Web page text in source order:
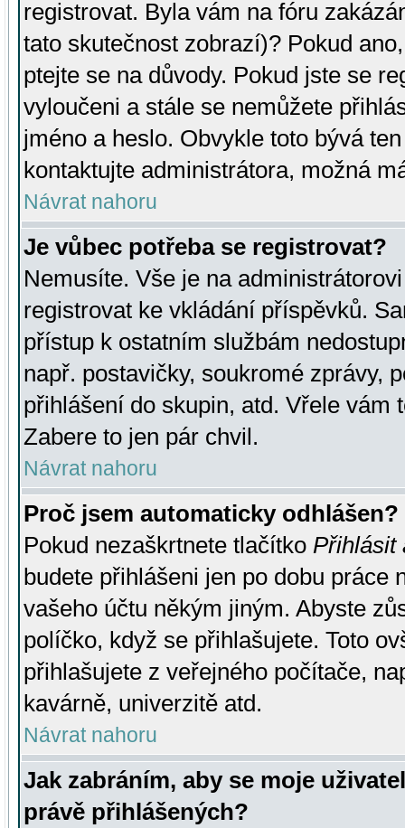
registrovat. Byla vám na fóru
tato skutečnost zobrazí)? Pokud
ptejte se na důvody. Pokud jste se
vyloučeni a stále se nemůžete
jméno a heslo. Obvykle toto bývá
kontaktujte administrátora, možná
Návrat nahoru
Je vůbec potřeba se registrovat?
Nemusíte. Vše je na
registrovat ke vkládání příspěvků.
přístup k ostatním službám
např. postavičky, soukromé zprávy,
přihlášení do skupin, atd. Vřele vám
Zabere to jen pár chvil.
Návrat nahoru
Proč jsem automaticky odhlášen?
Pokud nezaškrtnete tlačítko Přihlásit
budete přihlášeni jen po dobu práce
vašeho účtu někým jiným. Abyste
políčko, když se přihlašujete. Toto
přihlašujete z veřejného počítače,
kavárně, univerzitě atd.
Návrat nahoru
Jak zabráním, aby se moje
právě přihlášených?